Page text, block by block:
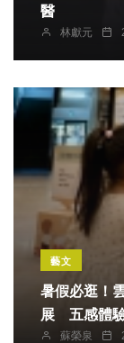
醫
林獻元
藝文
暑假必逛！
展 五感體
蘇榮泉